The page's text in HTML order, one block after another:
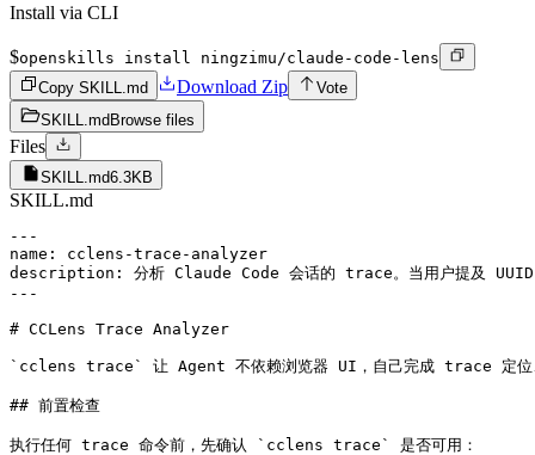
Install via CLI
$openskills install ningzimu/claude-code-lens
Copy SKILL.md
Download Zip
Vote
SKILL.md Browse files
Files
SKILL.md6.3KB
SKILL.md
---
name: cclens-trace-analyzer
description: 分析 Claude Code 会话的 trace。当用户提及 UUID
---
# CCLens Trace Analyzer
`cclens trace` 让 Agent 不依赖浏览器 UI，自己完成 trace 定位
## 前置检查
执行任何 trace 命令前，先确认 `cclens trace` 是否可用：